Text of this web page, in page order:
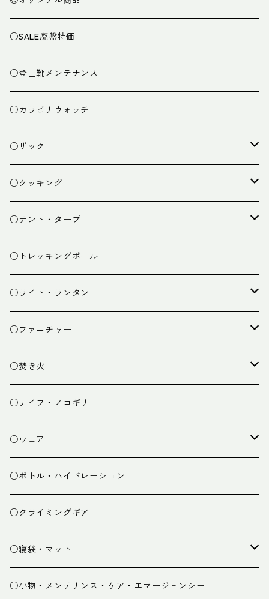
○SALE廃盤特価
○登山靴メンテナンス
○カラビナウォッチ
○ザック
ザック
スタッフバッグ
ザック小物
○クッキング
クッカー
バーナー
カトラリー
クッキング小物
○テント・タープ
テント
タープ
ペグ・ハンマー・小物
○トレッキングポール
○ライト・ランタン
ライト
ランタン
○ファニチャー
テーブル
チェア
○焚き火
焚き火台
焚き火小物
○ナイフ・ノコギリ
○ウェア
ミドルレイヤー
ベースレイヤー
パンツ
グローブ
○ボトル・ハイドレーション
○クライミングギア
○寝袋・マット
寝袋
○小物・メンテナンス・ケア・エマージェンシー